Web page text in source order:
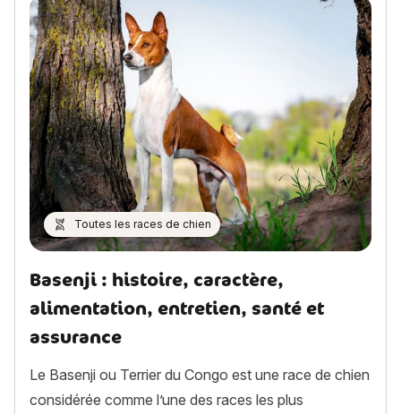
Toutes les races de chien
Basenji : histoire, caractère,
alimentation, entretien, santé et
assurance
Le Basenji ou Terrier du Congo est une race de chien
considérée comme l’une des races les plus